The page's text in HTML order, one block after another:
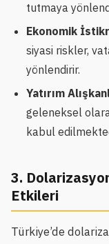
tutmaya
Ekonomik
siyasi riskler,
yönlendirir.
Yatırım
geleneksel
kabul
3.
Etkileri
Türkiye’de